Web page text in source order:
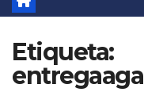
Etiqueta: